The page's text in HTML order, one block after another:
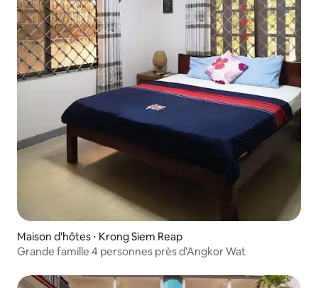
Maison d'hôtes ⋅ Krong Siem Reap
Grande famille 4 personnes près d'Angkor Wat